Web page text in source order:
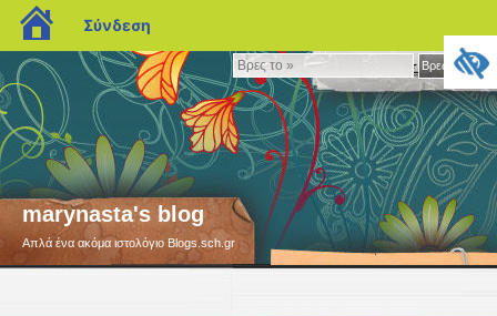
Βρες
το
»
Βρες το »
marynasta's blog
Απλά ένα ακόμα ιστολόγιο Blogs.sch.gr
blogs.sch.gr
Σύνδεση